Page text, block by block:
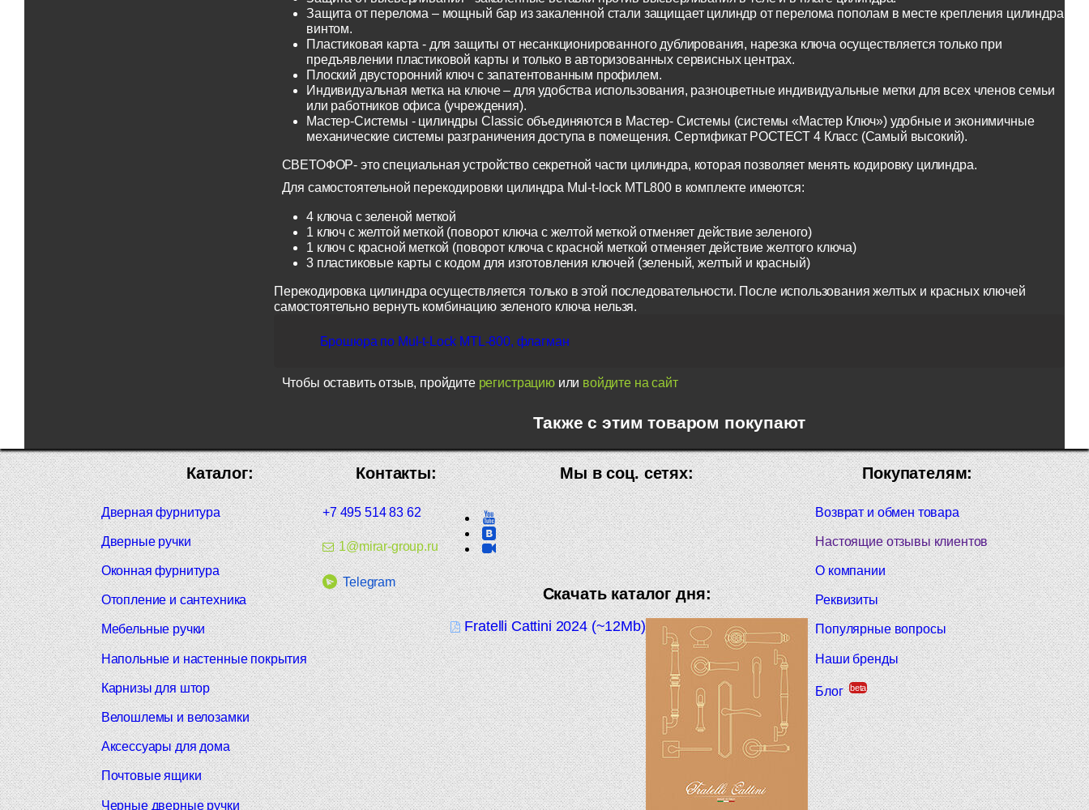
Защита от перелома – мощный бар из закаленной стали защищает цилиндр от перелома пополам в месте крепления цилиндра
винтом.
Пластиковая карта - для защиты от несанкционированного дублирования, нарезка ключа осуществляется только при
предъявлении пластиковой карты и только в авторизованных сервисных центрах.
Плоский двусторонний ключ с запатентованным профилем.
Индивидуальная метка на ключе – для удобства использования, разноцветные индивидуальные метки для всех членов семьи
или работников офиса (учреждения).
Мастер-Системы - цилиндры Classic объединяются в Мастер- Системы (системы «Мастер Ключ») удобные и эконимичные
механические системы разграничения доступа в помещения. Сертификат РОСТЕСТ 4 Класс (Самый высокий).
СВЕТОФОР- это специальная устройство секретной части цилиндра, которая позволяет менять кодировку цилиндра.
Для самостоятельной перекодировки цилиндра Mul-t-lock MTL800 в комплекте имеются:
4 ключа с зеленой меткой
1 ключ с желтой меткой (поворот ключа с желтой меткой отменяет действие зеленого)
1 ключ с красной меткой (поворот ключа с красной меткой отменяет действие желтого ключа)
3 пластиковые карты с кодом для изготовления ключей (зеленый, желтый и красный)
Перекодировка цилиндра осуществляется только в этой последовательности. После использования желтых и красных ключей
самостоятельно вернуть комбинацию зеленого ключа нельзя.
Брошюра по Mul-t-Lock MTL-800, флагман
Чтобы оставить отзыв, пройдите регистрациюили войдите на сайт
Также с этим товаром покупают
Покупателям:
Возврат и обмен товара
Настоящие отзывы клиентов
О компании
Реквизиты
Популярные вопросы
Наши бренды
Блог beta
Мы в соц. сетях:
Скачать каталог дня:
Fratelli Cattini 2024 (~12Mb)
Контакты:
+7 495 514 83 62
1@mirar-group.ru
Telegram
Каталог:
Дверная фурнитура
Дверные ручки
Оконная фурнитура
Отопление и сантехника
Мебельные ручки
Напольные и настенные покрытия
Карнизы для штор
Велошлемы и велозамки
Аксессуары для дома
Почтовые ящики
Черные дверные ручки